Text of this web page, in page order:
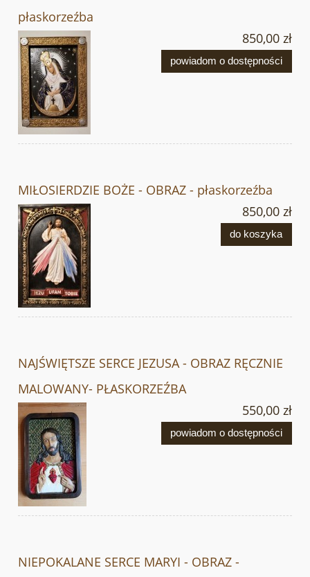
płaskorzeźba
850,00 zł
powiadom o dostępności
MIŁOSIERDZIE BOŻE - OBRAZ - płaskorzeźba
850,00 zł
do koszyka
NAJŚWIĘTSZE SERCE JEZUSA - OBRAZ RĘCZNIE
MALOWANY- PŁASKORZEŹBA
550,00 zł
powiadom o dostępności
NIEPOKALANE SERCE MARYI - OBRAZ -